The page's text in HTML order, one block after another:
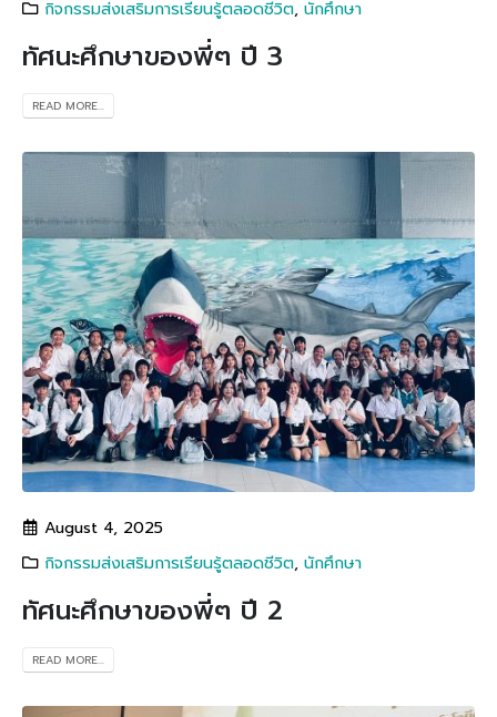
กิจกรรมส่งเสริมการเรียนรู้ตลอดชีวิต,นักศึกษา
ทัศนะศึกษาของพี่ๆ ปี 3
READ MORE...
August 4, 2025
กิจกรรมส่งเสริมการเรียนรู้ตลอดชีวิต,นักศึกษา
ทัศนะศึกษาของพี่ๆ ปี 2
READ MORE...